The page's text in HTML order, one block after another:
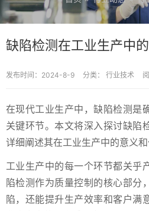
缺陷检测在工业生产中
发布时间：2024-8-9 分类： 行业技术
在现代工业生产中，缺陷检测是
关键环节。本文将深入探讨缺陷
详细阐述其在工业生产中的意义和
工业生产中的每一个环节都关乎
陷检测作为质量控制的核心部分
陷，还能提升生产效率和客户满